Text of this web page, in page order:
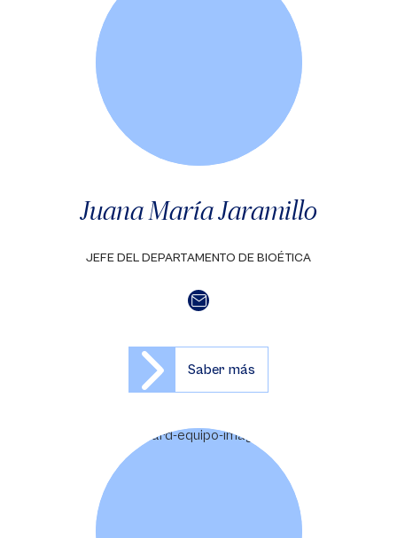
Juana María Jaramillo
JEFE DEL DEPARTAMENTO DE BIOÉTICA
Saber más